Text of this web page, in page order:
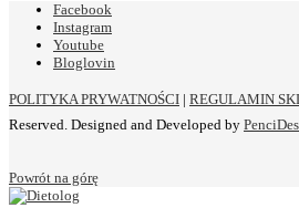
Facebook
Instagram
Youtube
Bloglovin
POLITYKA PRYWATNOŚCI | REGULAMIN
Reserved. Designed and Developed by
Powrót na górę